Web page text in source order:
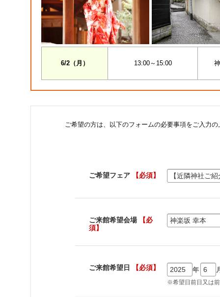
6/2（月） 13:00～15:00